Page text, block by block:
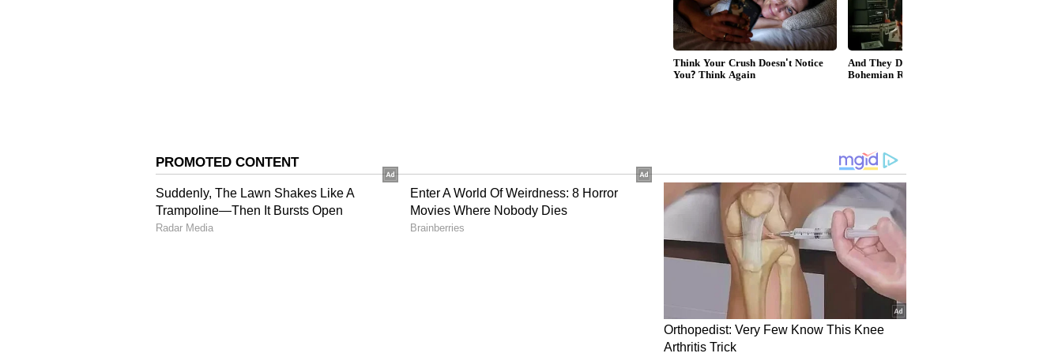
ಘಟನೆ ನಡೆದ ಸಮಯದಿಂದಲೂ ಗ್ರಾಮದ ಒಂದು ಭಾಗದಲ್ಲಿ ವಿದ್ಯುತ್‌ ಸಂಪರ್ಕ ಕಡಿತಗೊಳಿಸಲಾಗಿತ್ತು. ಮರದ
ಎರಡು ಕೊಂಬೆಗಳು ಬಿದ್ದಿದ್ದರಿಂದ ವಿದ್ಯುತ್‌ ತಂತಿಗಳು ಹರಿದು ಹೋಗಿವೆ. ಸದರಿ ವಿದ್ಯುತ್‌ ಲೈನ್‌ ಸರಿಪಡಿಸುವ
ತನಕ ಗ್ರಾಮದ ಒಂದು ಭಾಗಕ್ಕೆ ವಿದ್ಯುತ್‌ ಕಡಿತವಾದ್ದರಿಂದ ಕುಡಿಯುವ ನೀರಿಗೆ ಸಮಸ್ಯೆಯಾಗಿದೆ. ಸ್ಥಳದಲ್ಲಿದ್ದ
ಪಿಡಿಒ ಅವರು,ಕೂಡಲೇ ವಿದ್ಯುತ್‌ ಸಂಪರ್ಕ ಸರಿಪಡಿಸುವಂತೆ ಲೈನ್‌ಮೆನ್‌ಗೆ ಸೂಚಿಸಿದರು.